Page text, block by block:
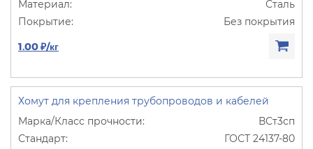
Сталь
Без покрытия
1.00 ₽/кг
Хомут для крепления трубопроводов и кабелей
ВСт3сп
ГОСТ 24137-80